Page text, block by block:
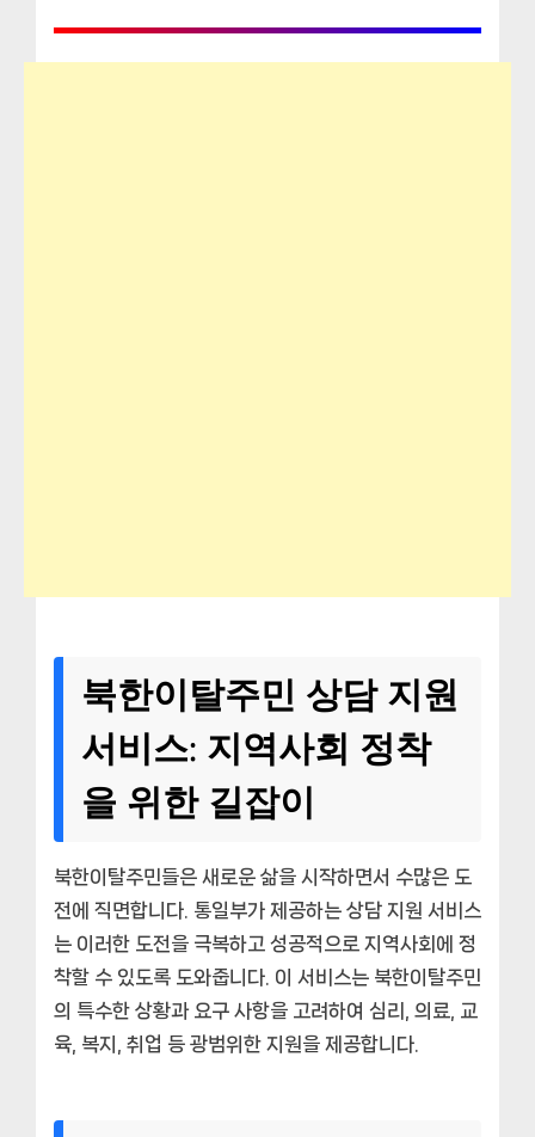
북한이탈주민 상담 지원
서비스: 지역사회 정착
을 위한 길잡이
북한이탈주민들은 새로운 삶을 시작하면서 수많은 도
전에 직면합니다. 통일부가 제공하는 상담 지원 서비스
는 이러한 도전을 극복하고 성공적으로 지역사회에 정
착할 수 있도록 도와줍니다. 이 서비스는 북한이탈주민
의 특수한 상황과 요구 사항을 고려하여 심리, 의료, 교
육, 복지, 취업 등 광범위한 지원을 제공합니다.